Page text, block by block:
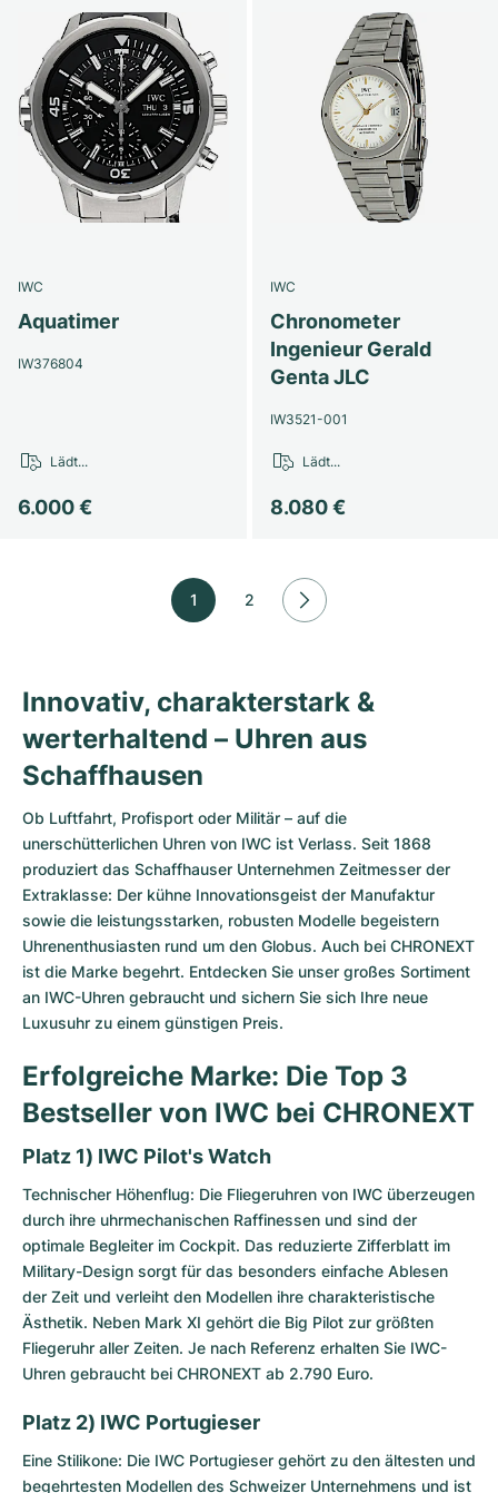
IWC
Aquatimer
IW376804
6.000 €
Lädt...
IWC
Chronometer
Ingenieur Gerald
Genta JLC
IW3521-001
8.080 €
Lädt...
1 2
Innovativ, charakterstark &
werterhaltend – Uhren aus
Schaffhausen
Ob Luftfahrt, Profisport oder Militär – auf die
unerschütterlichen Uhren von IWC ist Verlass. Seit 1868
produziert das Schaffhauser Unternehmen Zeitmesser der
Extraklasse: Der kühne Innovationsgeist der Manufaktur
sowie die leistungsstarken, robusten Modelle begeistern
Uhrenenthusiasten rund um den Globus. Auch bei CHRONEXT
ist die Marke begehrt. Entdecken Sie unser großes Sortiment
an IWC-Uhren gebraucht und sichern Sie sich Ihre neue
Luxusuhr zu einem günstigen Preis.
Erfolgreiche Marke: Die Top 3
Bestseller von IWC bei CHRONEXT
Platz 1) IWC Pilot's Watch
Technischer Höhenflug: Die Fliegeruhren von IWC überzeugen
durch ihre uhrmechanischen Raffinessen und sind der
optimale Begleiter im Cockpit. Das reduzierte Zifferblatt im
Military-Design sorgt für das besonders einfache Ablesen
der Zeit und verleiht den Modellen ihre charakteristische
Ästhetik. Neben Mark XI gehört die Big Pilot zur größten
Fliegeruhr aller Zeiten. Je nach Referenz erhalten Sie IWC-
Uhren gebraucht bei CHRONEXT ab 2.790 Euro.
Platz 2) IWC Portugieser
Eine Stilikone: Die IWC Portugieser gehört zu den ältesten und
begehrtesten Modellen des Schweizer Unternehmens und ist